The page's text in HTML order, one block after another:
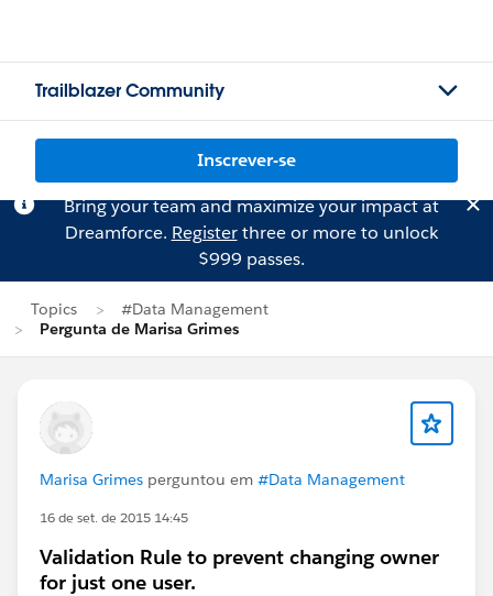
Trailblazer Community
Inscrever-se
Bring your team and maximize your impact at
Dreamforce. Registerthree or more to unlock
$999 passes.
Topics
#Data Management
Pergunta de Marisa Grimes
Marisa Grimes perguntou em #Data Management
16 de set. de 2015 14:45
Validation Rule to prevent changing owner
for just one user.